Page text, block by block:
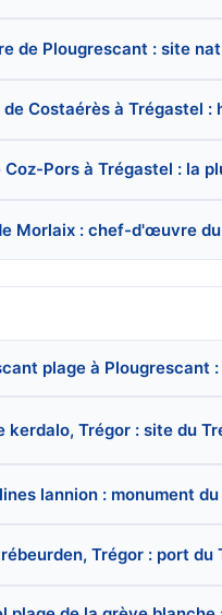
de Plougrescant : site
de Costaérès à Trégastel
Coz-Pors à Trégastel : la
Morlaix : chef-d'œuvre du
plage à Plougrescant
kerdalo, Trégor : site du
lannion : monument
Trégor : port du